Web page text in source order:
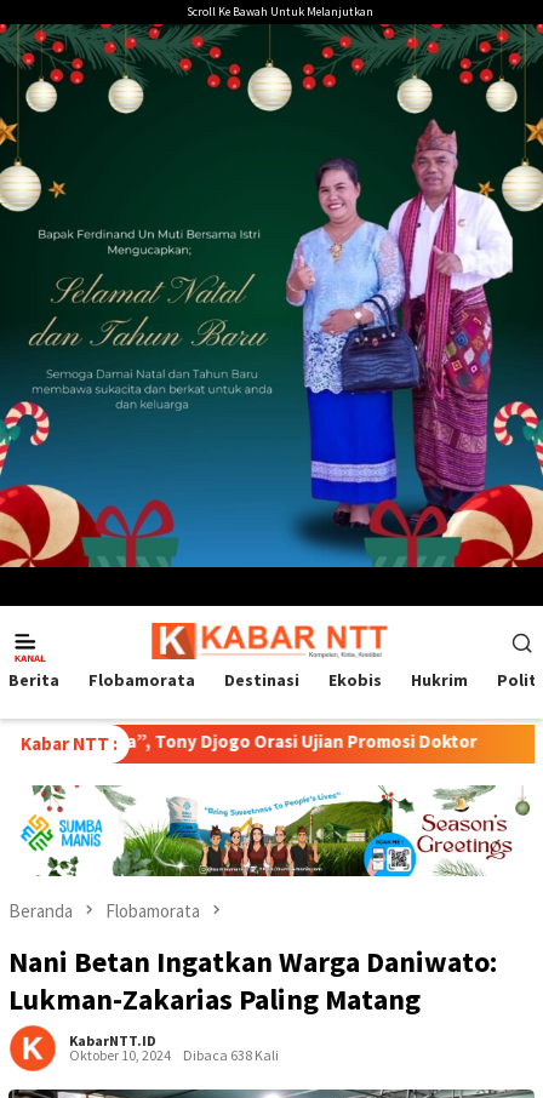
ke
konten
Scroll Ke Bawah Untuk Melanjutkan
Mobile
Berita Flobamorata Destinasi Ekobis Hukrim
Kabar NTT :
Tony Djogo Orasi Ujian Promosi Doktor Transformasi
Beranda Flobamorata
Nani Betan Ingatkan Warga Daniwato:
Lukman-Zakarias Paling Matang
KabarNTT.ID
Oktober 10, 2024
Dibaca 638 Kali